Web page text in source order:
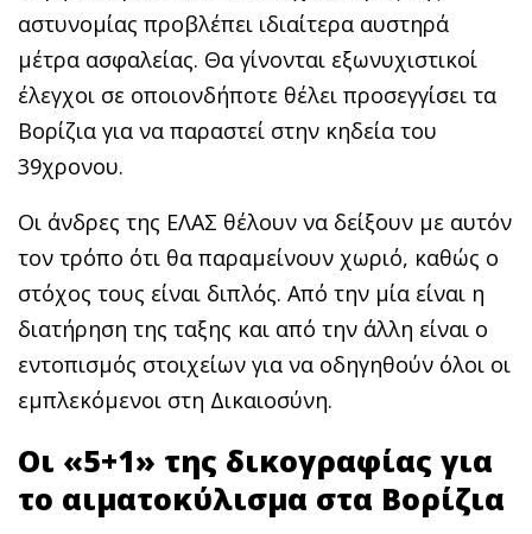
αστυνομίας προβλέπει ιδιαίτερα αυστηρά
μέτρα ασφαλείας. Θα γίνονται εξωνυχιστικοί
έλεγχοι σε οποιονδήποτε θέλει προσεγγίσει τα
Βορίζια για να παραστεί στην κηδεία του
39χρονου.
Οι άνδρες της ΕΛΑΣ θέλουν να δείξουν με αυτόν
τον τρόπο ότι θα παραμείνουν χωριό, καθώς ο
στόχος τους είναι διπλός. Από την μία είναι η
διατήρηση της ταξης και από την άλλη είναι ο
εντοπισμός στοιχείων για να οδηγηθούν όλοι οι
εμπλεκόμενοι στη Δικαιοσύνη.
Οι «5+1» της δικογραφίας για
το αιματοκύλισμα στα Βορίζια